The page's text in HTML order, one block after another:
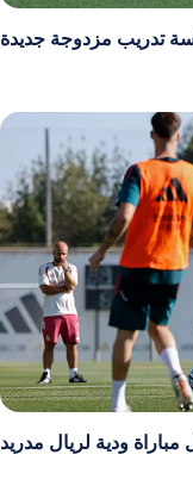
تدريب مزدوجة جديدة
ودية لريال مدريد